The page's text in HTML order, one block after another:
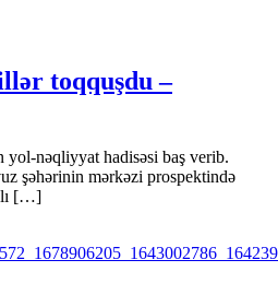
toqquşdu –
yol-nəqliyyat hadisəsi baş verib.
şəhərinin mərkəzi prospektində
[…]